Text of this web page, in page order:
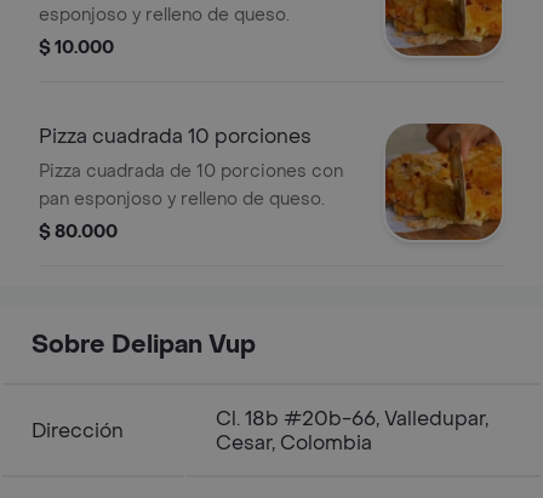
esponjoso y relleno de queso.
$ 10.000
Pizza cuadrada 10 porciones
Pizza cuadrada de 10 porciones con
pan esponjoso y relleno de queso.
$ 80.000
Sobre Delipan Vup
Dirección
Cl. 18b #20b-66, Valledupar,
Cesar, Colombia